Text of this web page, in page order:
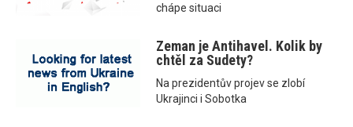
chápe situaci
Zeman je Antihavel. Kolik by
chtěl za Sudety?
Na prezidentův projev se zlobí
Ukrajinci i Sobotka